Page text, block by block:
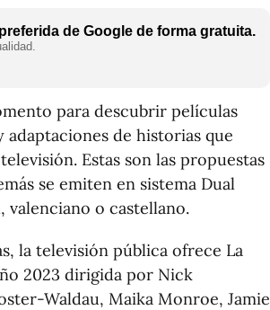
de Google de forma gratuita.
para descubrir películas
de historias que
Estas son las propuestas
se emiten en sistema Dual
o castellano.
la televisión pública ofrece La
2023 dirigida por Nick
Waldau, Maika Monroe, Jamie